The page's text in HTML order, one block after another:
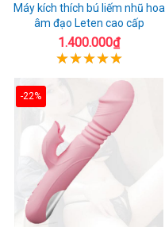
Máy kích thích bú liếm nhũ hoa
âm đạo Leten cao cấp
1.400.000₫
-22%